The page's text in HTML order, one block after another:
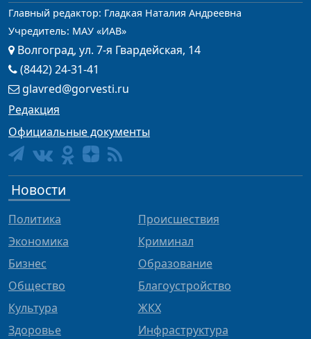
Главный редактор: Гладкая Наталия Андреевна
Учредитель: МАУ «ИАВ»
Волгоград, ул. 7-я Гвардейская, 14
(8442) 24-31-41
glavred@gorvesti.ru
Редакция
Официальные документы
Новости
Политика
Экономика
Бизнес
Общество
Культура
Здоровье
Происшествия
Криминал
Образование
Благоустройство
ЖКХ
Инфраструктура